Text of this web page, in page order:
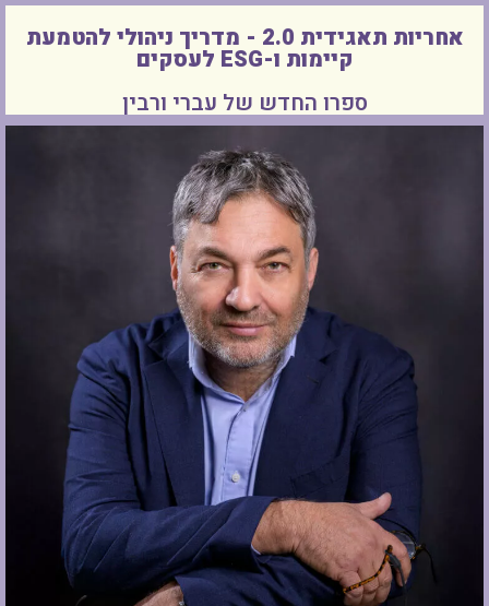
אחריות תאגידית 2.0 - מדריך ניהולי להטמעת
קיימות ו-ESG לעסקים
ספרו החדש של עברי ורבין